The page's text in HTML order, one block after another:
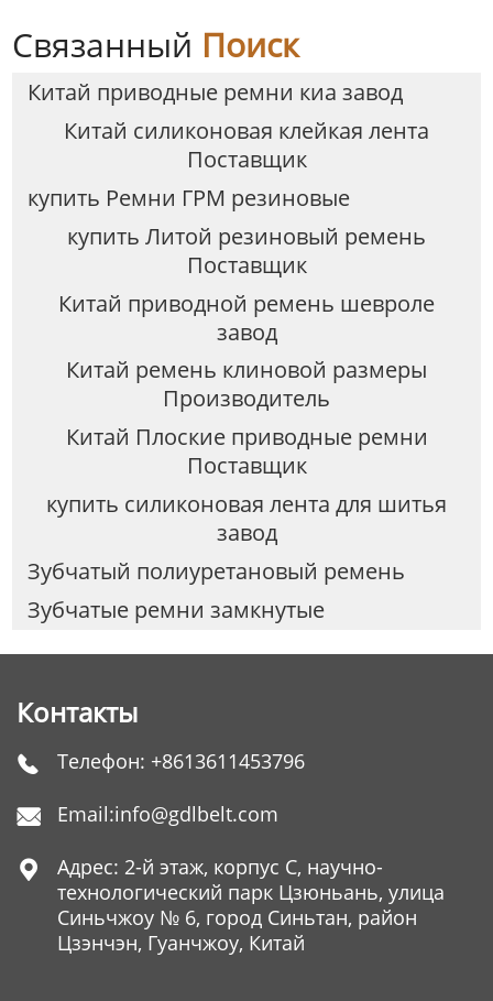
Связанный Поиск
Китай приводные ремни киа завод
Китай силиконовая клейкая лента
Поставщик
купить Ремни ГРМ резиновые
купить Литой резиновый ремень
Поставщик
Китай приводной ремень шевроле
завод
Китай ремень клиновой размеры
Производитель
Китай Плоские приводные ремни
Поставщик
купить силиконовая лента для шитья
завод
Зубчатый полиуретановый ремень
Зубчатые ремни замкнутые
Контакты
 Телефон: +8613611453796
 Email:info@gdlbelt.com

Адрес: 2-й этаж, корпус C, научно-
технологический парк Цзюньань, улица
Синьчжоу № 6, город Синьтан, район
Цзэнчэн, Гуанчжоу, Китай